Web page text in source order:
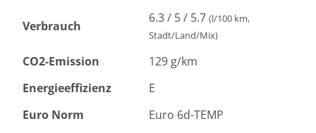
Verbrauch
6.3 / 5 / 5.7 (l/100 km,
Stadt/Land/Mix)
CO2-Emission
129 g/km
Energieeffizienz
E
Euro Norm
Euro 6d-TEMP